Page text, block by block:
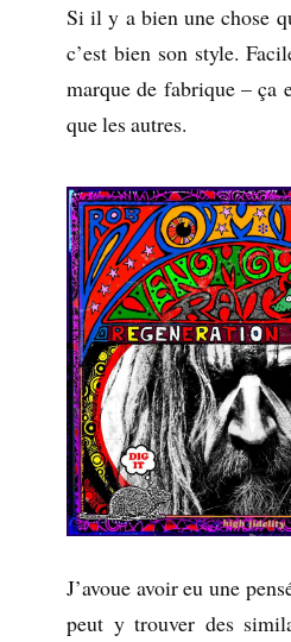
Si il y a bien une chose
c’est bien son style.
marque de fabrique – ça
que les autres.
J’avoue avoir eu une
peut y trouver des